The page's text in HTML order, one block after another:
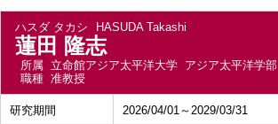
ハスダ タカシ HASUDA Takashi
蓮田 隆志
所属 立命館アジア太平洋大学 アジア太平洋学部
職種 准教授
研究期間 2026/04/01～2029/03/31